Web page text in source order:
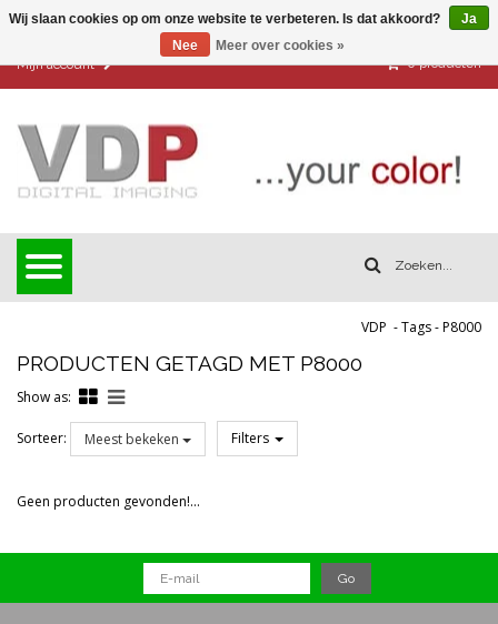
Mijn account 0 producten
VDP -Tags-P8000
PRODUCTEN GETAGD MET P8000
Show as:
Sorteer: Meest bekeken Filters
Prijs
Geen producten gevonden!...
Wij slaan cookies op om onze website te verbeteren. Is dat akkoord?
Ja
Nee
Meer over cookies »